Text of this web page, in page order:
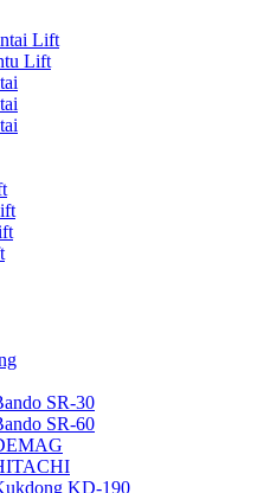
Lift
Lift
SR-30
SR-60
KD-190